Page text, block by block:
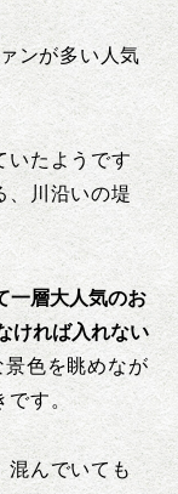
ンが多い人気
いたようです
、川沿いの堤
一層大人気のお
ければ入れない
色を眺めなが
す。
混んでいても